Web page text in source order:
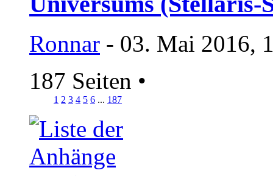
Ronnar - 03. Mai 2016,
187 Seiten •
1 2 3 4 5 6 ... 187